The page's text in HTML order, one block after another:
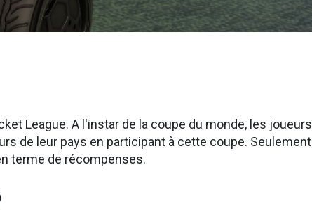
League. A l'instar de la coupe du monde, les joueurs
de leur pays en participant à cette coupe. Seulement
terme de récompenses.